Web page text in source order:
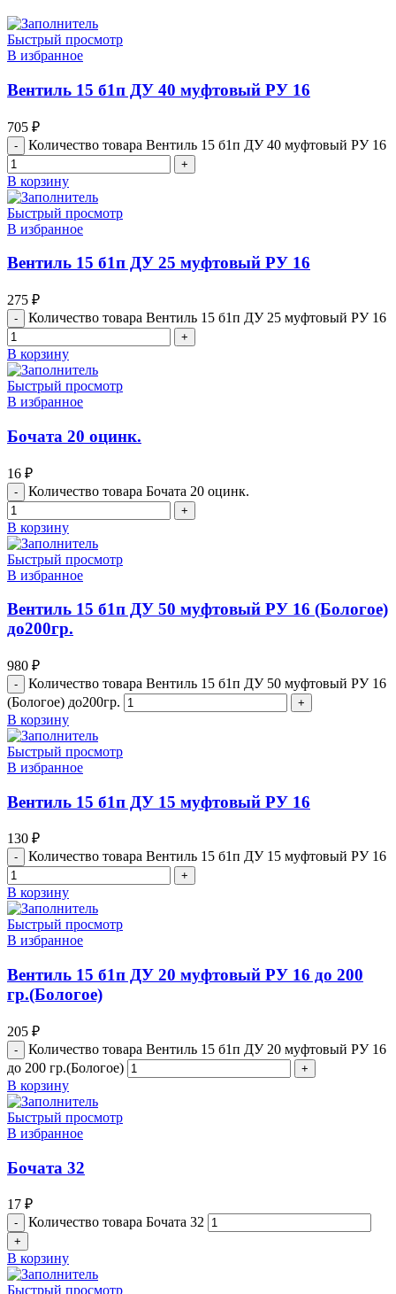
Быстрый просмотр
В избранное
Вентиль 15 б1п ДУ 40 муфтовый РУ 16
705 ₽
Количество товара Вентиль 15 б1п ДУ 40 муфтовый РУ 16
В корзину
Быстрый просмотр
В избранное
Вентиль 15 б1п ДУ 25 муфтовый РУ 16
275 ₽
Количество товара Вентиль 15 б1п ДУ 25 муфтовый РУ 16
В корзину
Быстрый просмотр
В избранное
Бочата 20 оцинк.
16 ₽
Количество товара Бочата 20 оцинк.
В корзину
Быстрый просмотр
В избранное
Вентиль 15 б1п ДУ 50 муфтовый РУ 16 (Бологое)
до200гр.
980 ₽
Количество товара Вентиль 15 б1п ДУ 50 муфтовый РУ 16
(Бологое) до200гр.
В корзину
Быстрый просмотр
В избранное
Вентиль 15 б1п ДУ 15 муфтовый РУ 16
130 ₽
Количество товара Вентиль 15 б1п ДУ 15 муфтовый РУ 16
В корзину
Быстрый просмотр
В избранное
Вентиль 15 б1п ДУ 20 муфтовый РУ 16 до 200
гр.(Бологое)
205 ₽
Количество товара Вентиль 15 б1п ДУ 20 муфтовый РУ 16
до 200 гр.(Бологое)
В корзину
Быстрый просмотр
В избранное
Бочата 32
17 ₽
Количество товара Бочата 32
В корзину
Быстрый просмотр